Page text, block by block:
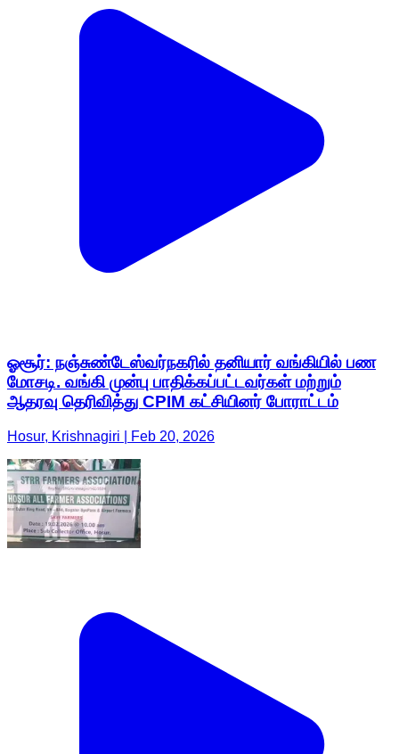
ஓசூர்: நஞ்சுண்டேஸ்வர்நகரில் தனியார் வங்கியில் பண
மோசடி. வங்கி முன்பு பாதிக்கப்பட்டவர்கள் மற்றும்
ஆதரவு தெரிவித்து CPIM கட்சியினர் போராட்டம்
Hosur, Krishnagiri | Feb 20, 2026